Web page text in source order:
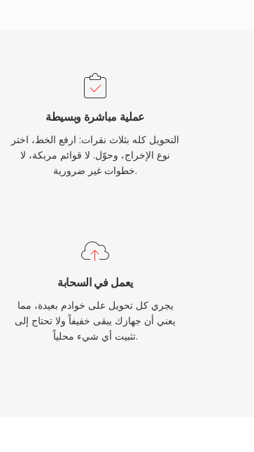
عملية مباشرة وبسيطة
التحويل كله بثلاث نقرات: ارفع الخط، اختر
نوع الإخراج، وحوّل. لا قوائم مربكة، لا
خطوات غير ضرورية.
يعمل في السحابة
يجري كل تحويل على خوادم بعيدة، مما
يعني أن جهازك يبقى خفيفاً ولا تحتاج إلى
تثبيت أي شيء محلياً.